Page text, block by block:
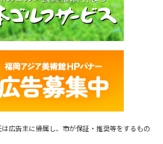
広告主に帰属し、市が保証・推奨等をするもの